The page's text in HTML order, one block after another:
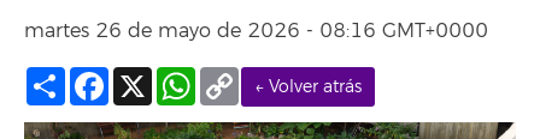
martes 26 de mayo de 2026 - 08:16 GMT+0000
← Volver atrás
Compartir
Facebook
X WhatsApp
Copy
Link